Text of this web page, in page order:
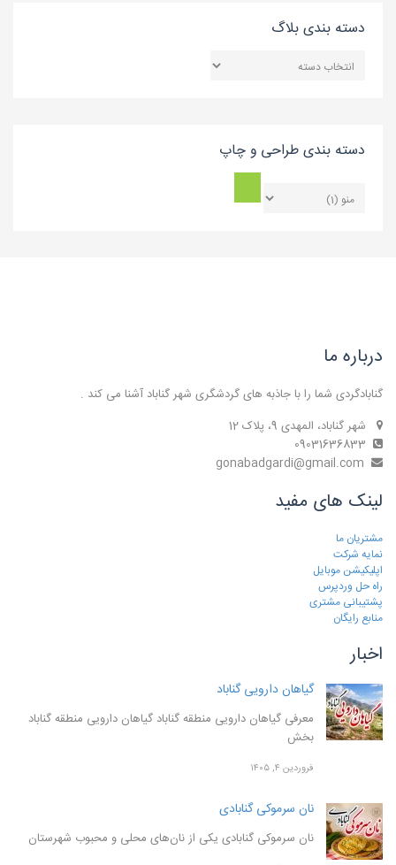
دسته بندی بلاگ
بندی
دسته بندی طراحی و چاپ
درباره ما
گنابادگردی شما را با جاذبه های گردشگری شهر گناباد آشنا می کند .
شهر گناباد، المهدی 9، پلاک 12
لینک های مفید
مشتریان ما
نمایه شرکت
اپلیکیشن موبایل
راه حل وردپرس
پشتیبانی مشتری
منابع رایگان
اخبار
گیاهان دارویی گناباد
معرفی گیاهان دارویی منطقه گناباد گیاهان دارویی منطقه گناباد
بخش
فروردین ۴, ۱۴۰۵
نان سرموکی گنابادی
نان سرموکی گنابادی یکی از نان‌های محلی و محبوب شهرستان